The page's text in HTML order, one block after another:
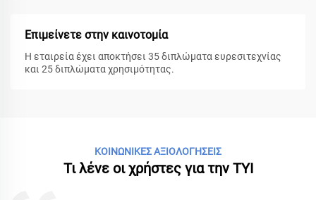
Επιμείνετε στην καινοτομία
Η εταιρεία έχει αποκτήσει 35 διπλώματα ευρεσιτεχνίας
και 25 διπλώματα χρησιμότητας.
ΚΟΙΝΩΝΙΚΕΣ ΑΞΙΟΛΟΓΗΣΕΙΣ
Τι λένε οι χρήστες για την TYI